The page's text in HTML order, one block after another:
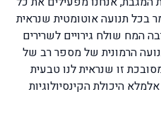
בכל תנועה אוטומטית שנראית
המח שולח גירויים לשרירים
הרמונית של מספר רב של
זו שנראית לנו טבעית
היכולת הקינסיולוגיות